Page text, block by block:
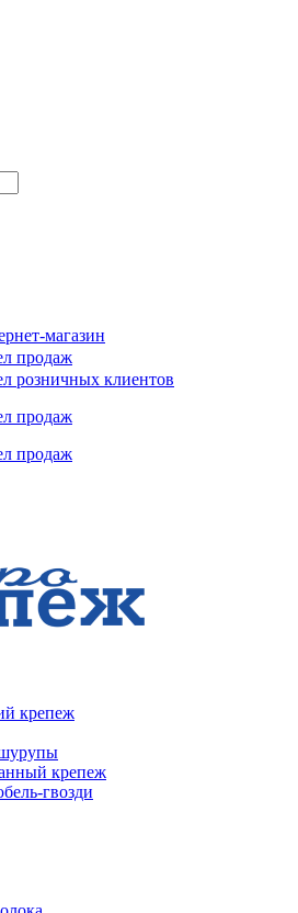
магазин
продаж
розничных клиентов
продаж
продаж
крепеж
крепеж
гвозди